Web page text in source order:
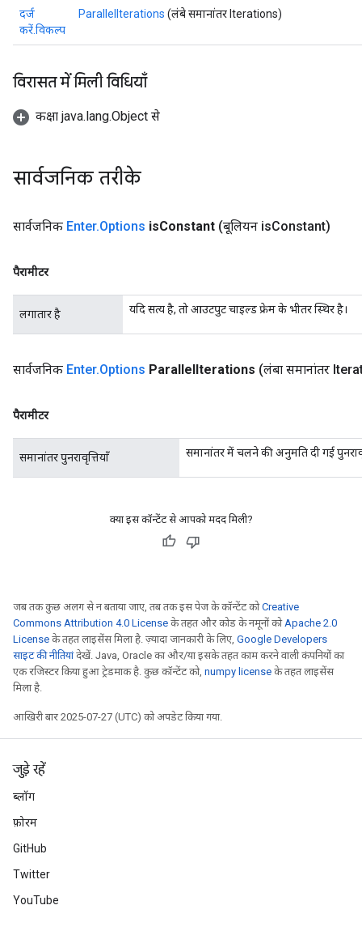
दर्ज
करें.विकल्प
ParallelIterations (लंबे समानांतर Iterations)
विरासत में मिली विधियाँ
कक्षा java.lang.Object से
सार्वजनिक तरीके
सार्वजनिक Enter.Options isConstant (बूलियन isConstant)
पैरामीटर
लगातार है यदि सत्य है, तो आउटपुट चाइल्ड फ्रेम के भीतर स्थिर है।
सार्वजनिक Enter.Options ParallelIterations (लंबा समानांतर
पैरामीटर
समानांतर पुनरावृत्तियाँ समानांतर में चलने की अनुमति दी गई
क्या इस कॉन्टेंट से आपको मदद मिली?
जब तक कुछ अलग से न बताया जाए, तब तक इस पेज के कॉन्टेंट कोCreative
Commons Attribution 4.0 License के तहत और कोड के नमूनों कोApache 2.0
License के तहत लाइसेंस मिला है. ज़्यादा जानकारी के लिए, Google Developers
साइट की नीतियांदेखें. Java, Oracle का और/या इसके तहत काम करने वाली कंपनियों का
एक रजिस्टर किया हुआ ट्रेडमार्क है. कुछ कॉन्टेंट को, numpy license के तहत लाइसेंस
मिला है.
आखिरी बार 2025-07-27 (UTC) को अपडेट किया गया.
जुड़े रहें
ब्लॉग
फ़ोरम
GitHub
Twitter
YouTube